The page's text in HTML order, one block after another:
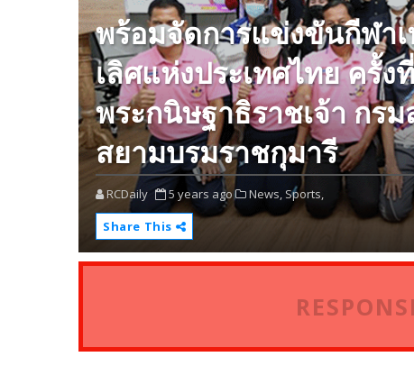
พร้อมจัดการแข่งขันกีฬา
เลิศแห่งประเทศไทย ครั้
พระกนิษฐาธิราชเจ้า กร
สยามบรมราชกุมารี
RCDaily 5 years ago News, Sports,
Share This